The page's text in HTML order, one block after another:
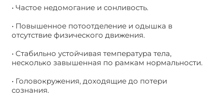
• Частое недомогание и сонливость.
• Повышенное потоотделение и одышка в
отсутствие физического движения.
• Стабильно устойчивая температура тела,
несколько завышенная по рамкам нормальности.
• Головокружения, доходящие до потери
сознания.